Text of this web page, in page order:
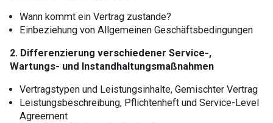
Wann kommt ein Vertrag zustande?
Einbeziehung von Allgemeinen Geschäftsbedingungen
2. Differenzierung verschiedener Service-,
Wartungs- und Instandhaltungsmaßnahmen
Vertragstypen und Leistungsinhalte, Gemischter Vertrag
Leistungsbeschreibung, Pflichtenheft und Service-Level
Agreement